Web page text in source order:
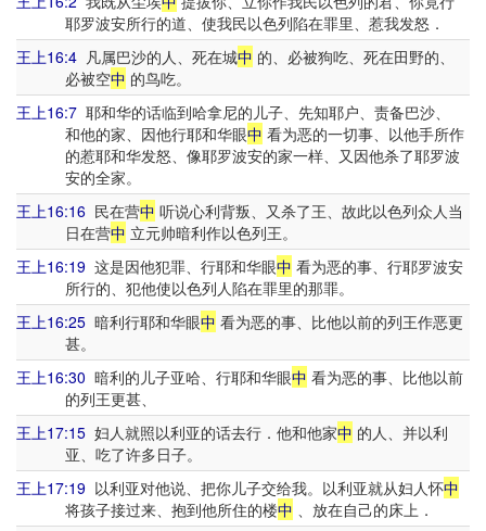
耶罗波安所行的道、使我民以色列陷在罪里、惹我发怒．
王上16:4 凡属巴沙的人、死在城中 的、必被狗吃、死在田野的、
必被空中 的鸟吃。
王上16:7 耶和华的话临到哈拿尼的儿子、先知耶户、责备巴沙、
和他的家、因他行耶和华眼中 看为恶的一切事、以他手所作
的惹耶和华发怒、像耶罗波安的家一样、又因他杀了耶罗波
安的全家。
王上16:16 民在营中 听说心利背叛、又杀了王、故此以色列众人当
日在营中 立元帅暗利作以色列王。
王上16:19 这是因他犯罪、行耶和华眼中 看为恶的事、行耶罗波安
所行的、犯他使以色列人陷在罪里的那罪。
王上16:25 暗利行耶和华眼中 看为恶的事、比他以前的列王作恶更
甚。
王上16:30 暗利的儿子亚哈、行耶和华眼中 看为恶的事、比他以前
的列王更甚、
王上17:15 妇人就照以利亚的话去行．他和他家中 的人、并以利
亚、吃了许多日子。
王上17:19 以利亚对他说、把你儿子交给我。以利亚就从妇人怀中
将孩子接过来、抱到他所住的楼中 、放在自己的床上．